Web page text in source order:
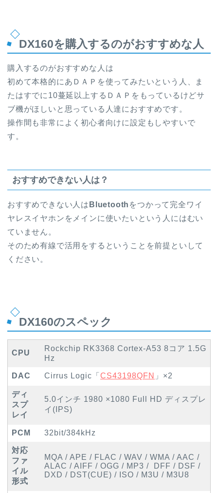
DX160を購入するのがおすすめな人
購入するのがおすすめな人は
初めて本格的にあＤＡＰを使ってみたいという人、ま
たはすでに10蔓延以上するＤＡＰをもっているけどサ
ブ機がほしいと思っている人達におすすめです。
操作間も非常によく初心者向けに設定もしやすいで
す。
おすすめできない人は？
おすすめできない人は Bluetooth をつかって完全ワイ
ヤレスイヤホンをメインに使いたいという人にはむい
ていません。
そのため有線で活用をするということを前提といして
ください。
DX160のスペック
CPU
Rockchip RK3368 Cortex-A53 8コア 1.5G
Hz
DAC Cirrus Logic「 CS43198QFN 」×2
ディ
スプ
レイ
5.0インチ 1980 ×1080 Full HD ディスプレ
イ(IPS)
PCM 32bit/384kHz
対応
ファ
イル
形式
MQA / APE / FLAC / WAV / WMA / AAC /
ALAC / AIFF / OGG / MP3 / DFF / DSF /
DXD / DST(CUE) / ISO / M3U / M3U8